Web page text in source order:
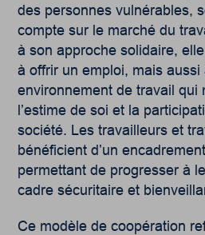
des personnes vulnérables,
compte sur le marché du
à son approche solidaire,
à offrir un emploi, mais aussi
environnement de travail qui
l’estime de soi et la
société. Les travailleurs et
bénéficient d’un
permettant de progresser à
cadre sécuritaire et
Ce modèle de coopération